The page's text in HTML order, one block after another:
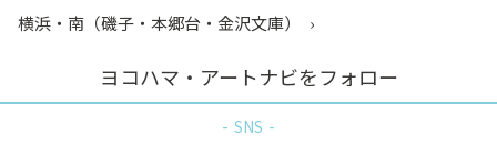
横浜・南（磯子・本郷台・金沢文庫）
ヨコハマ・アートナビをフォロー
SNS